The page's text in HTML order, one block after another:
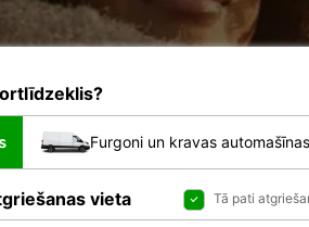
Furgoni un kravas automašīnas
vieta Tā pati